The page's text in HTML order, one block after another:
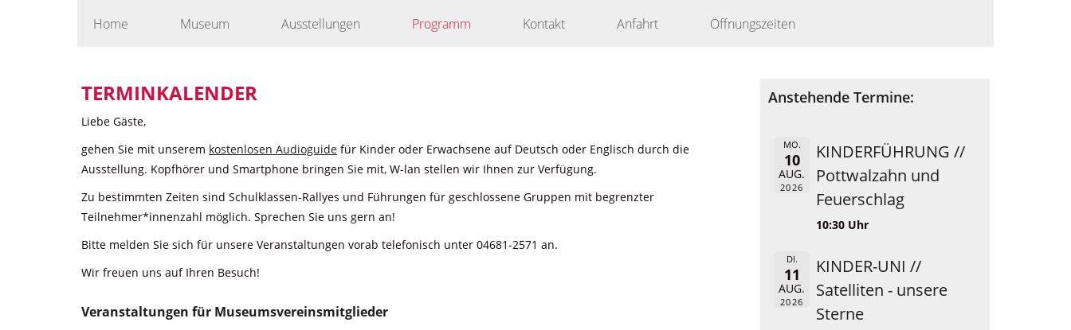
Home Museum Ausstellungen Programm Kontakt Anfahrt Öffnungszeiten
TERMINKALENDER
Liebe Gäste,
gehen Sie mit unserem kostenlosen Audioguide für Kinder oder Erwachsene auf Deutsch oder Englisch durch die
Ausstellung. Kopfhörer und Smartphone bringen Sie mit, W-lan stellen wir Ihnen zur Verfügung.
Zu bestimmten Zeiten sind Schulklassen-Rallyes und Führungen für geschlossene Gruppen mit begrenzter
Teilnehmer*innenzahl möglich. Sprechen Sie uns gern an!
Bitte melden Sie sich für unsere Veranstaltungen vorab telefonisch unter 04681-2571 an.
Wir freuen uns auf Ihren Besuch!
Veranstaltungen für Museumsvereinsmitglieder
Anstehende Termine:
MO.
10
AUG.
2026
KINDERFÜHRUNG //
Pottwalzahn und
Feuerschlag
10:30 Uhr
DI.
11
AUG.
2026
KINDER-UNI //
Satelliten - unsere
Sterne